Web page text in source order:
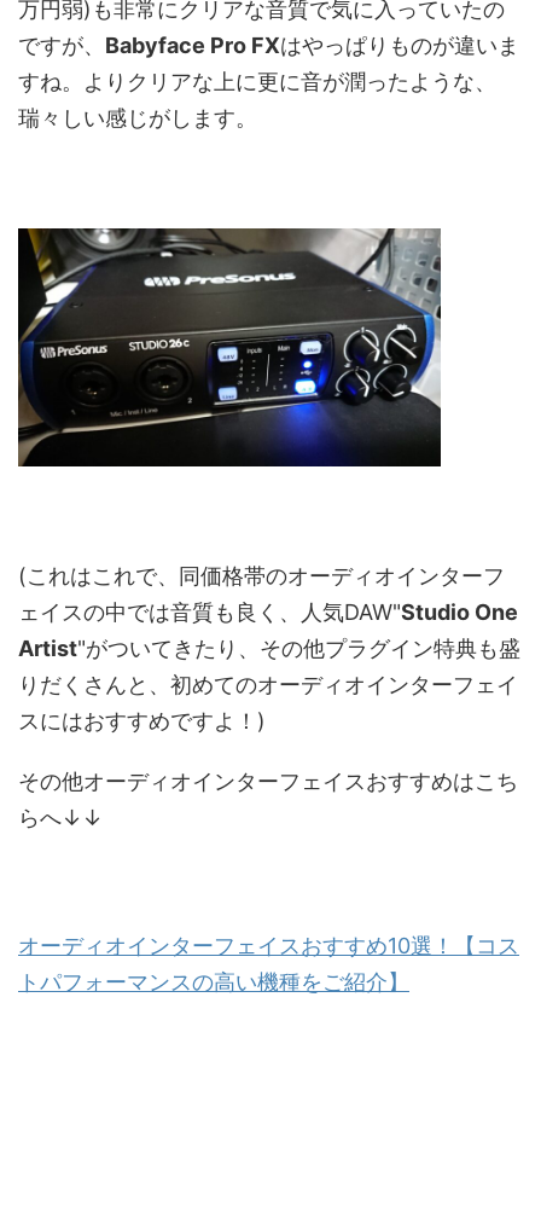
万円弱)も非常にクリアな音質で気に入っていたの
ですが、 Babyface Pro FXはやっぱりものが違いま
すね。よりクリアな上に更に音が潤ったような、
瑞々しい感じがします。
(これはこれで、同価格帯のオーディオインターフ
ェイスの中では音質も良く、人気DAW"Studio One
Artist"がついてきたり、その他プラグイン特典も盛
りだくさんと、初めてのオーディオインターフェイ
スにはおすすめですよ！)
その他オーディオインターフェイスおすすめはこち
らへ↓↓
オーディオインターフェイスおすすめ10選！【コス
トパフォーマンスの高い機種をご紹介】